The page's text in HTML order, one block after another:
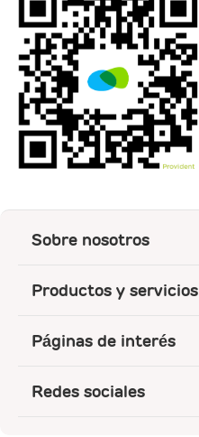
Sobre nosotros
Productos y servicios
Páginas de interés
Redes sociales